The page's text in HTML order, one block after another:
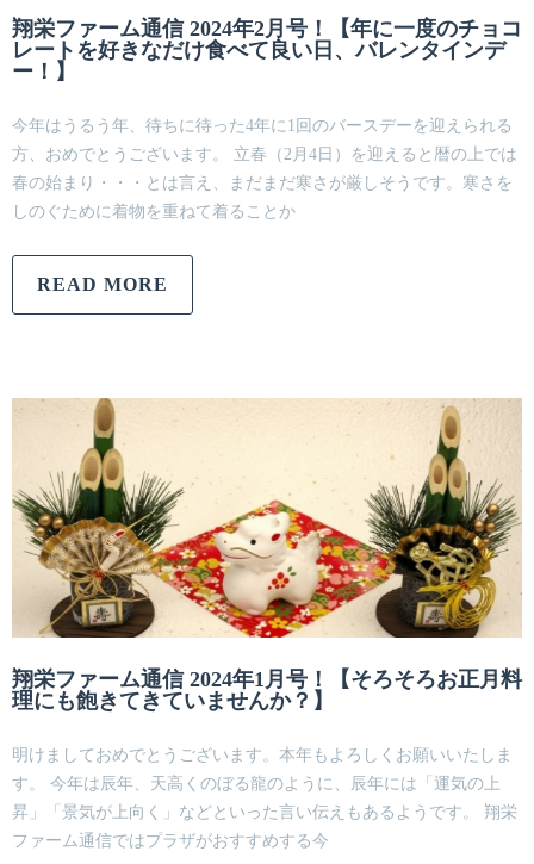
翔栄ファーム通信 2024年2月号！【年に一度のチョコ
レートを好きなだけ食べて良い日、バレンタインデ
ー！】
今年はうるう年、待ちに待った4年に1回のバースデーを迎えられる
方、おめでとうございます。 立春（2月4日）を迎えると暦の上では
春の始まり・・・とは言え、まだまだ寒さが厳しそうです。寒さを
しのぐために着物を重ねて着ることか
READ MORE
翔栄ファーム通信 2024年1月号！【そろそろお正月料
理にも飽きてきていませんか？】
明けましておめでとうございます。本年もよろしくお願いいたしま
す。 今年は辰年、天高くのぼる龍のように、辰年には「運気の上
昇」「景気が上向く」などといった言い伝えもあるようです。 翔栄
ファーム通信ではプラザがおすすめする今